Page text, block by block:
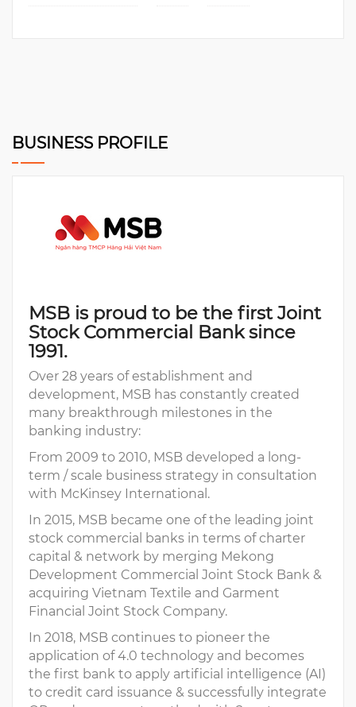
BUSINESS PROFILE
MSB is proud to be the first Joint
Stock Commercial Bank since
1991.
Over 28 years of establishment and
development, MSB has constantly created
many breakthrough milestones in the
banking industry:
From 2009 to 2010, MSB developed a long-
term / scale business strategy in consultation
with McKinsey International.
In 2015, MSB became one of the leading joint
stock commercial banks in terms of charter
capital & network by merging Mekong
Development Commercial Joint Stock Bank &
acquiring Vietnam Textile and Garment
Financial Joint Stock Company.
In 2018, MSB continues to pioneer the
application of 4.0 technology and becomes
the first bank to apply artificial intelligence (AI)
to credit card issuance & successfully integrate